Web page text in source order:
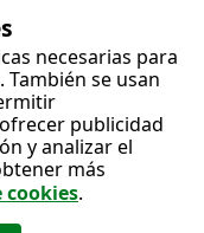
necesarias para
se usan
publicidad
y analizar el
más
cookies.